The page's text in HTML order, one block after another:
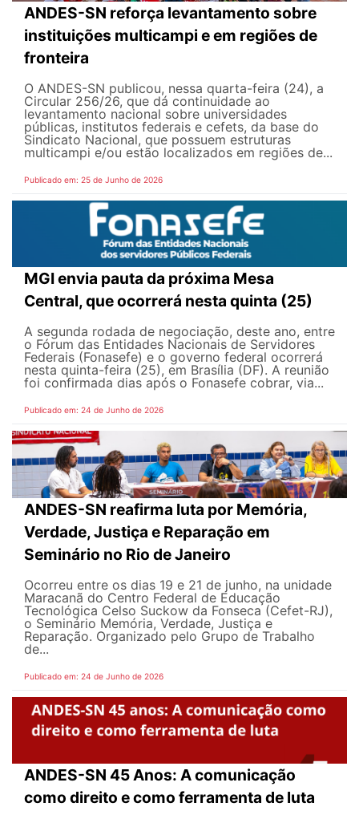
ANDES-SN reforça levantamento sobre
instituições multicampi e em regiões de
fronteira
O ANDES-SN publicou, nessa quarta-feira (24), a
Circular 256/26, que dá continuidade ao
levantamento nacional sobre universidades
públicas, institutos federais e cefets, da base do
Sindicato Nacional, que possuem estruturas
multicampi e/ou estão localizados em regiões de...
Publicado em: 25 de Junho de 2026
MGI envia pauta da próxima Mesa
Central, que ocorrerá nesta quinta (25)
A segunda rodada de negociação, deste ano, entre
o Fórum das Entidades Nacionais de Servidores
Federais (Fonasefe) e o governo federal ocorrerá
nesta quinta-feira (25), em Brasília (DF). A reunião
foi confirmada dias após o Fonasefe cobrar, via...
Publicado em: 24 de Junho de 2026
ANDES-SN reafirma luta por Memória,
Verdade, Justiça e Reparação em
Seminário no Rio de Janeiro
Ocorreu entre os dias 19 e 21 de junho, na unidade
Maracanã do Centro Federal de Educação
Tecnológica Celso Suckow da Fonseca (Cefet-RJ),
o Seminário Memória, Verdade, Justiça e
Reparação. Organizado pelo Grupo de Trabalho
de...
Publicado em: 24 de Junho de 2026
ANDES-SN 45 Anos: A comunicação
como direito e como ferramenta de luta